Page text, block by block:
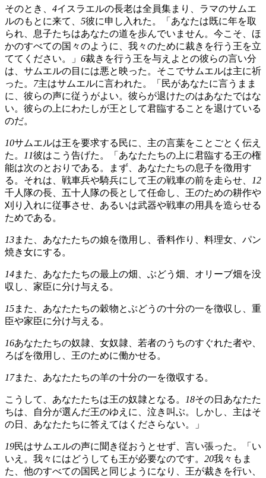
そのとき、 4イスラエルの長老は全員集まり、ラマのサムエ
ルのもとに来て、 5彼に申し入れた。「あなたは既に年を取
られ、息子たちはあなたの道を歩んでいません。今こそ、ほ
かのすべての国々のように、我々のために裁きを行う王を立
ててください。」 6裁きを行う王を与えよとの彼らの言い分
は、サムエルの目には悪と映った。そこでサムエルは主に祈
った。 7主はサムエルに言われた。「民があなたに言うまま
に、彼らの声に従うがよい。彼らが退けたのはあなたではな
い。彼らの上にわたしが王として君臨することを退けている
のだ。
10サムエルは王を要求する民に、主の言葉をことごとく伝え
た。
11彼はこう告げた。「あなたたちの上に君臨する王の権
能は次のとおりである。まず、あなたたちの息子を徴用す
る。それは、戦車兵や騎兵にして王の戦車の前を走らせ、
12
千人隊の長、五十人隊の長として任命し、王のための耕作や
刈り入れに従事させ、あるいは武器や戦車の用具を造らせる
ためである。
13また、あなたたちの娘を徴用し、香料作り、料理女、パン
焼き女にする。
14また、あなたたちの最上の畑、ぶどう畑、オリーブ畑を没
収し、家臣に分け与える。
15また、あなたたちの穀物とぶどうの十分の一を徴収し、重
臣や家臣に分け与える。
16あなたたちの奴隷、女奴隷、若者のうちのすぐれた者や、
ろばを徴用し、王のために働かせる。
17また、あなたたちの羊の十分の一を徴収する。
こうして、あなたたちは王の奴隷となる。 18その日あなたた
ちは、自分が選んだ王のゆえに、泣き叫ぶ。しかし、主はそ
の日、あなたたちに答えてはくださらない。」
19民はサムエルの声に聞き従おうとせず、言い張った。「い
いえ。我々にはどうしても王が必要なのです。 20我々もま
た、他のすべての国民と同じようになり、王が裁きを行い、